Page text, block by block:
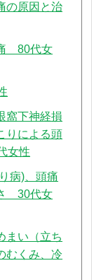
の原因と治
80代女
窩下神経損
りによる頭
女性
病)、頭痛
30代女
まい（立ち
むくみ、冷